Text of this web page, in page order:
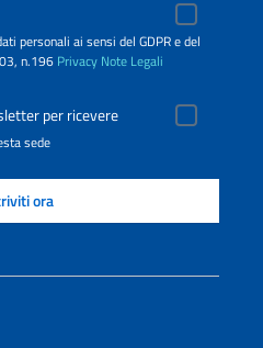
personali ai sensi del GDPR e del
n.196 Privacy Note Legali
per ricevere
sede